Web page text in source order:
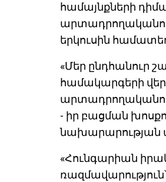
համայնքների
երկուսին համատեղ
«Մեր ընդհանուր
համակարգերի
- իր բացման
նախարարության
«Հունգարիան